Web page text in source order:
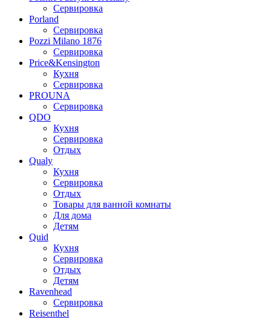
Сервировка
Porland
Сервировка
Pozzi Milano 1876
Сервировка
Price&Kensington
Кухня
Сервировка
PROUNA
Сервировка
QDO
Кухня
Сервировка
Отдых
Qualy
Кухня
Сервировка
Отдых
Товары для ванной комнаты
Для дома
Детям
Quid
Кухня
Сервировка
Отдых
Детям
Ravenhead
Сервировка
Reisenthel